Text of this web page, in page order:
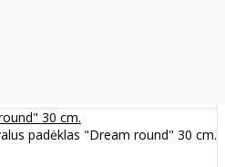
30 cm.
padėklas "Dream round" 30 cm.